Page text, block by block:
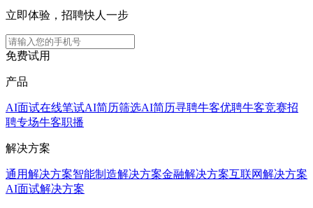
立即体验，招聘快人一步
免费试用
产品
AI面试在线笔试AI简历筛选AI简历寻聘牛客优聘牛客竞赛招
聘专场牛客职播
解决方案
通用解决方案智能制造解决方案金融解决方案互联网解决方案
AI面试解决方案